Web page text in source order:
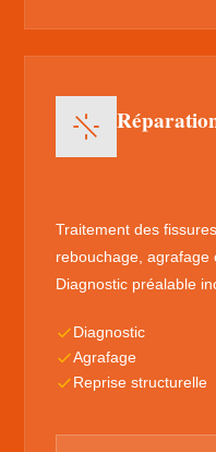
Traitement des
rebouchage, agrafage
Diagnostic préalable
Diagnostic
Agrafage
Reprise structurelle